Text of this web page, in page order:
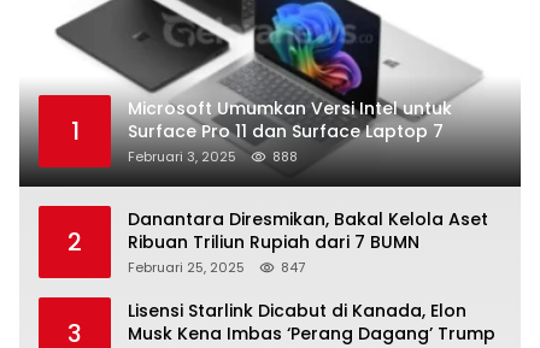
1
Microsoft Umumkan Versi Intel untuk
Surface Pro 11 dan Surface Laptop 7
Februari 3, 2025 888
2
Danantara Diresmikan, Bakal Kelola Aset
Ribuan Triliun Rupiah dari 7 BUMN
Februari 25, 2025 847
3
Lisensi Starlink Dicabut di Kanada, Elon
Musk Kena Imbas ‘Perang Dagang’ Trump